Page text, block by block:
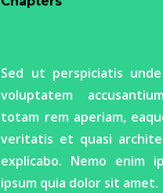
Sed ut perspiciatis
voluptatem
totam rem aperiam,
veritatis et quasi
explicabo. Nemo enim
ipsum quia dolor sit amet.